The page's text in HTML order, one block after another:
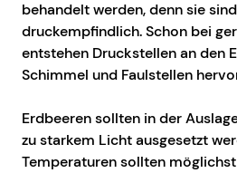
behandelt werden, denn sie
druckempfindlich. Schon bei
entstehen Druckstellen an den
Schimmel und Faulstellen
Erdbeeren sollten in der
zu starkem Licht ausgesetzt
Temperaturen sollten